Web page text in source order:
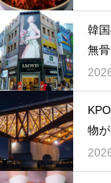
韓
無
ルの
物
物リ